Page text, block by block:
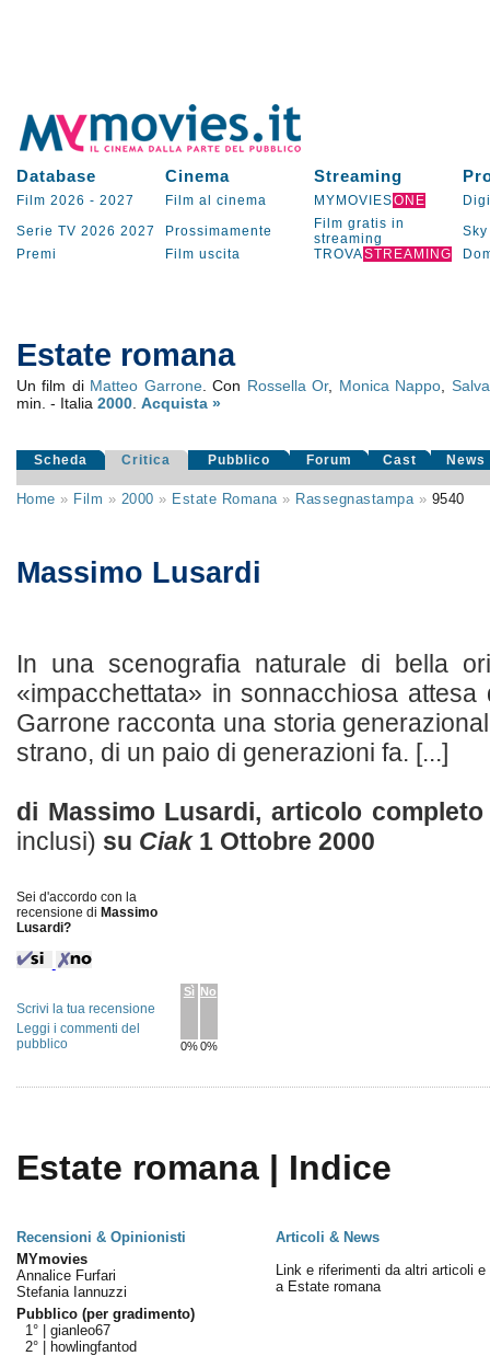
Database Cinema Streaming
Film 2026 - 2027 Film al cinema MYMOVIESONE
Serie TV 2026 2027 Prossimamente
Film gratis in
streaming
Sky
Premi
Film uscita TROVASTREAMING
Estate romana
Un film di Matteo Garrone. Con Rossella Or, Monica Nappo ,
min. - Italia 2000. Acquista »
Scheda Critica Pubblico Forum Cast News
Home » Film » 2000 » Estate Romana» Rassegnastampa» 9540
Massimo Lusardi
In una scenografia naturale di bella
«impacchettata» in sonnacchiosa attesa
Garrone racconta una storia
strano, di un paio di generazioni fa. [...]
di Massimo Lusardi, articolo
inclusi) su Ciak1 Ottobre 2000
Sei d'accordo con la
recensione di Massimo
Lusardi?
Sì
0%
No
0%
Scrivi la tua recensione
Leggi i commenti del
pubblico
Estate romana | Indice
Recensioni & Opinionisti
Articoli & News
MYmovies
Annalice Furfari
Stefania Iannuzzi
Pubblico (per gradimento)
1° | gianleo67
2° |
howlingfantod
Link e riferimenti da altri articoli e
a Estate romana